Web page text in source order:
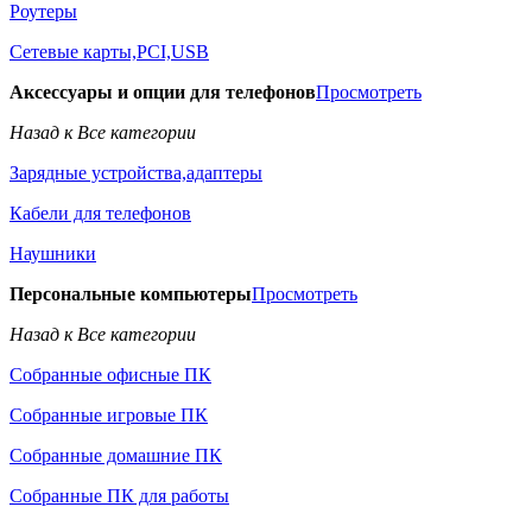
Роутеры
Сетевые карты,PCI,USB
Аксессуары и опции для телефоновПросмотреть
Назад к Все категории
Зарядные устройства,адаптеры
Кабели для телефонов
Наушники
Персональные компьютерыПросмотреть
Назад к Все категории
Собранные офисные ПК
Собранные игровые ПК
Собранные домашние ПК
Собранные ПК для работы